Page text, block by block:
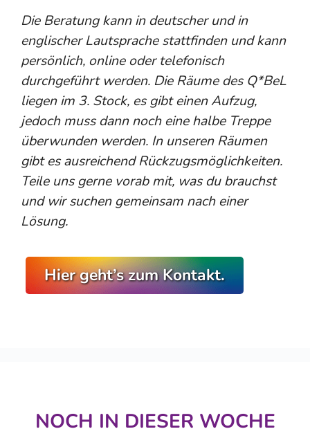
Die Beratung kann in deutscher und in
englischer Lautsprache stattfinden und kann
persönlich, online oder telefonisch
durchgeführt werden. Die Räume des Q*BeL
liegen im 3. Stock, es gibt einen Aufzug,
jedoch muss dann noch eine halbe Treppe
überwunden werden. In unseren Räumen
gibt es ausreichend Rückzugsmöglichkeiten.
Teile uns gerne vorab mit, was du brauchst
und wir suchen gemeinsam nach einer
Lösung.
Hier geht’s zum Kontakt.
NOCH IN DIESER WOCHE